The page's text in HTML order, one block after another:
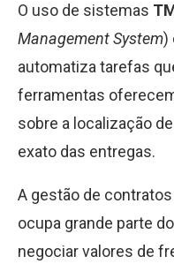
O uso de sistemas
Management System)
automatiza tarefas
ferramentas
sobre a localização
exato das entregas.
A gestão de
ocupa grande parte
negociar valores de